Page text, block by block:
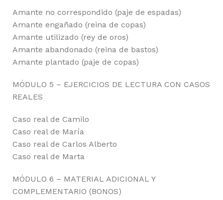
Amante no correspondido (paje de espadas)
Amante engañado (reina de copas)
Amante utilizado (rey de oros)
Amante abandonado (reina de bastos)
Amante plantado (paje de copas)
MÓDULO 5 – EJERCICIOS DE LECTURA CON CASOS
REALES
Caso real de Camilo
Caso real de María
Caso real de Carlos Alberto
Caso real de Marta
MÓDULO 6 – MATERIAL ADICIONAL Y
COMPLEMENTARIO (BONOS)